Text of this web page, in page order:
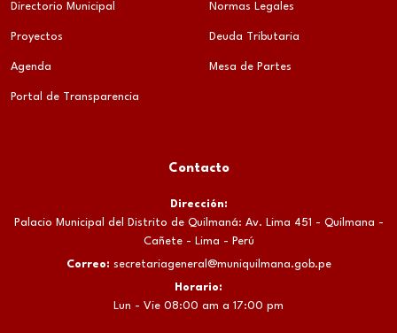
Directorio Municipal
Proyectos
Agenda
Portal de Transparencia
Normas Legales
Deuda Tributaria
Mesa de Partes
Contacto
Dirección:
Palacio Municipal del Distrito de Quilmaná: Av. Lima 451 - Quilmana -
Cañete - Lima - Perú
Correo: secretariageneral@muniquilmana.gob.pe
Horario:
Lun - Vie 08:00 am a 17:00 pm